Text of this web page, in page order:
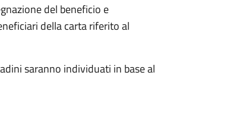
del beneficio e
della carta riferito al
saranno individuati in base al